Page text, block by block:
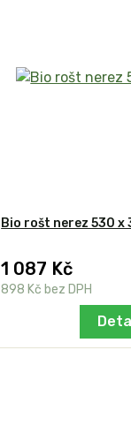
Bio rošt nerez 530 x
1 087 Kč
898 Kč bez DPH